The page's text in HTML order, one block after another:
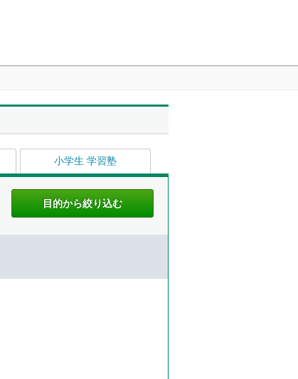
小学生 学習塾